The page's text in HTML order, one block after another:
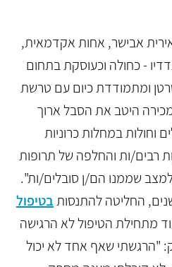
אבישר, אחות אקדמאית,
- כחולה וכעוסקת בתחום
ומתמודדת כיום עם טרשת
מכירה היטב את הסבל ארוך
וחולות במחלות כרוניות
רבים/ות והחלפה של תרופות
שממנו הם/ן סובלים/ות".
בטיפול
מתחילת הטיפול לא הרגישה
"הרגשתי שאף אחד לא יכול